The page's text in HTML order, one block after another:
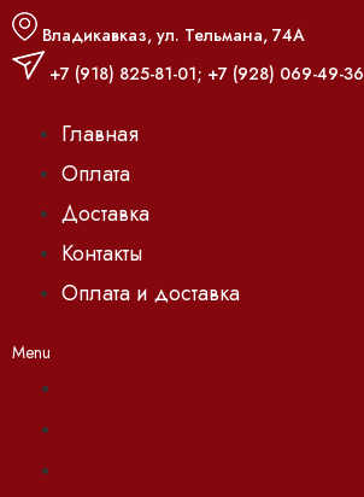
Владикавказ, ул. Тельмана, 74А
+7 (918) 825-81-01; +7 (928) 069-49-36
Главная
Оплата
Доставка
Контакты
Оплата и доставка
Menu